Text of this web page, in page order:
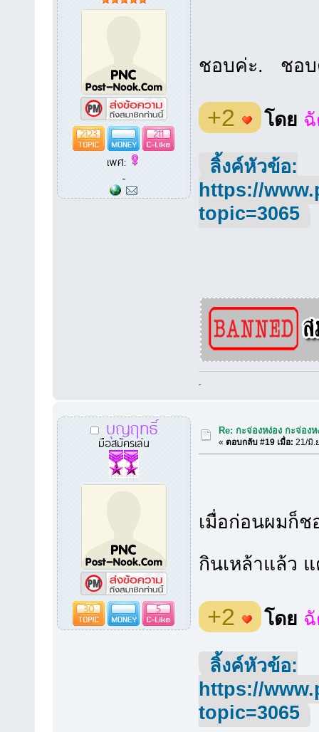
2123
211
เพศ:
-
ชอบค่ะ. ชอบ
+2 โดย
ลิ้งค์หัวข้อ:
https://
topic=3065
-
บุญฤทธิ์
มือสมัครเล่น
30 5
Re: กะจ่องหง่อง กะจ่องห
«ตอบกลับ #19 เมื่อ: 21/มิ.
เมื่อก่อนผมก็ช
กินเหล้าแล้ว
+2 โดย
ลิ้งค์หัวข้อ:
https://
topic=3065